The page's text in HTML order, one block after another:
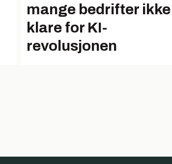
mange bedrifter ikke
klare for KI-
revolusjonen